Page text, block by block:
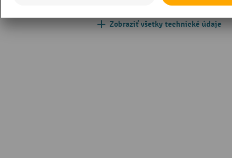
Zobraziť všetky technické údaje